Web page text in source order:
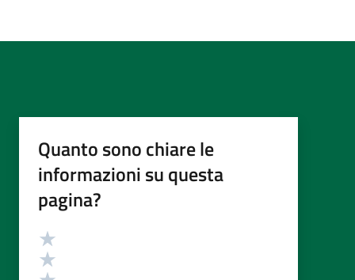
Quanto sono chiare le
informazioni su questa
pagina?
Valutazione